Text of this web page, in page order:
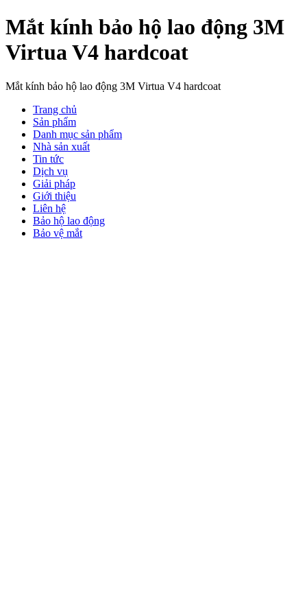
Mắt kính bảo hộ lao động 3M
Virtua V4 hardcoat
Mắt kính bảo hộ lao động 3M Virtua V4 hardcoat
Trang chủ
Sản phẩm
Danh mục sản phẩm
Nhà sản xuất
Tin tức
Dịch vụ
Giải pháp
Giới thiệu
Liên hệ
Bảo hộ lao động
Bảo vệ mắt